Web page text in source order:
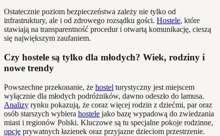
Ostatecznie poziom bezpieczeństwa zależy nie tylko od
infrastruktury, ale i od zdrowego rozsądku gości. Hostele, które
stawiają na transparentność procedur i otwartą komunikację, cieszą
się największym zaufaniem.
Czy hostele są tylko dla młodych? Wiek, rodziny i
nowe trendy
Powszechne przekonanie, że hostel turystyczny jest miejscem
wyłącznie dla młodych podróżników, dawno odeszło do lamusa.
Analizy rynku pokazują, że coraz więcej rodzin z dziećmi, par oraz
osób starszych wybiera hostele jako bazę wypadową do zwiedzania
miast i regionów Polski. Kluczowe są tu specjalne pokoje rodzinne,
opcje prywatnych łazienek oraz przyjazne dzieciom przestrzenie.